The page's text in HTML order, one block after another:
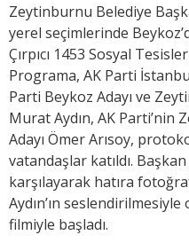
Zeytinburnu Belediye
yerel seçimlerinde
Çırpıcı 1453 Sosyal
Programa, AK Parti
Parti Beykoz Adayı ve
Murat Aydın, AK Parti’nin
Adayı Ömer Arısoy,
vatandaşlar katıldı.
karşılayarak hatıra
Aydın’ın
filmiyle başladı.